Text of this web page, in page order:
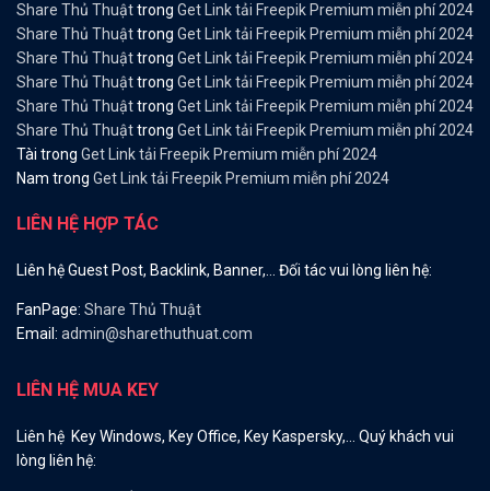
Share Thủ Thuậttrong Get Link tải Freepik Premium miễn phí 2024
Share Thủ Thuậttrong Get Link tải Freepik Premium miễn phí 2024
Share Thủ Thuậttrong Get Link tải Freepik Premium miễn phí 2024
Share Thủ Thuậttrong Get Link tải Freepik Premium miễn phí 2024
Share Thủ Thuậttrong Get Link tải Freepik Premium miễn phí 2024
Share Thủ Thuậttrong Get Link tải Freepik Premium miễn phí 2024
Tài trong Get Link tải Freepik Premium miễn phí 2024
Nam trong Get Link tải Freepik Premium miễn phí 2024
LIÊN HỆ HỢP TÁC
Liên hệ Guest Post, Backlink, Banner,… Đối tác vui lòng liên hệ:
FanPage: Share Thủ Thuật
Email: admin@sharethuthuat.com
LIÊN HỆ MUA KEY
Liên hệ Key Windows, Key Office, Key Kaspersky,… Quý khách vui
lòng liên hệ: